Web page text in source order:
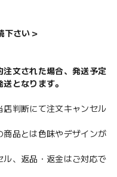
下さい＞
注文された場合、発送予定
となります。
店判断にて注文キャンセル
商品とは色味やデザインが
ル、返品・返金はご対応で